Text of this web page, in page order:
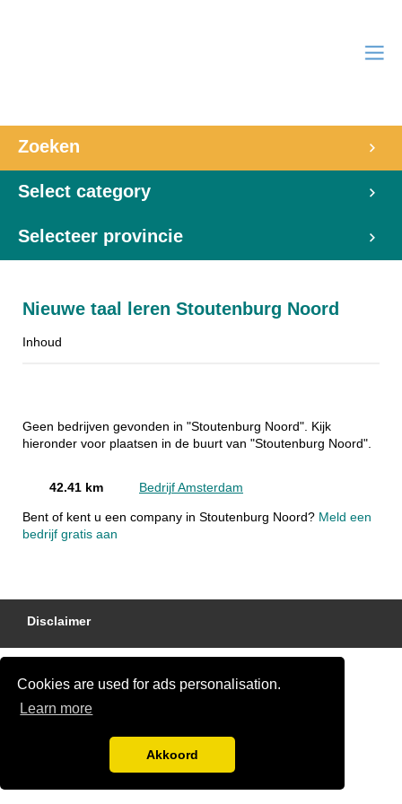
Cookies are used for ads personalisation.
Learn more
Akkoord
Zoeken
Select category
Selecteer provincie
Nieuwe taal leren Stoutenburg Noord
Inhoud
Geen bedrijven gevonden in "Stoutenburg Noord". Kijk
hieronder voor plaatsen in de buurt van "Stoutenburg Noord".
42.41 km Bedrijf Amsterdam
Bent of kent u een company in Stoutenburg Noord? Meld een
bedrijf gratis aan
Disclaimer